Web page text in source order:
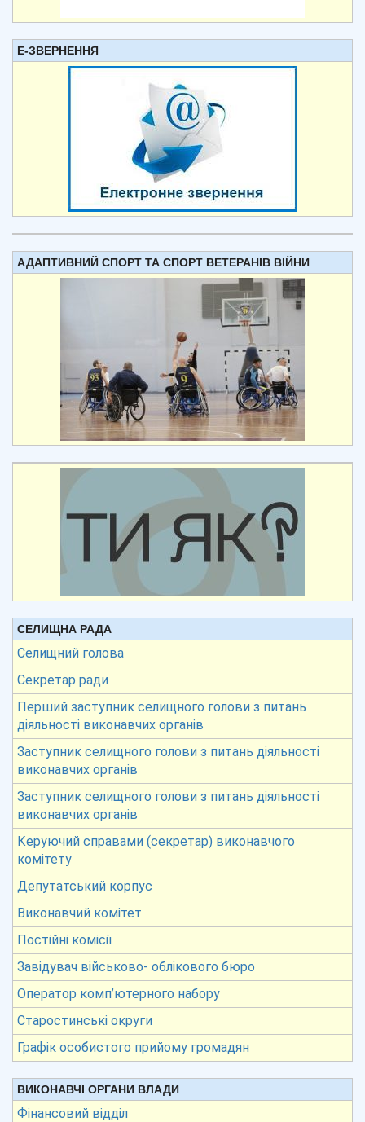
Е-ЗВЕРНЕННЯ
АДАПТИВНИЙ СПОРТ ТА СПОРТ ВЕТЕРАНІВ ВІЙНИ
СЕЛИЩНА РАДА
Селищний голова
Секретар ради
Перший заступник селищного голови з питань
діяльності виконавчих органів
Заступник селищного голови з питань діяльності
виконавчих органів
Заступник селищного голови з питань діяльності
виконавчих органів
Керуючий справами (секретар) виконавчого
комітету
Депутатський корпус
Виконавчий комітет
Постійні комісії
Завідувач військово- облікового бюро
Оператор комп’ютерного набору
Старостинські округи
Графік особистого прийому громадян
ВИКОНАВЧІ ОРГАНИ ВЛАДИ
Фінансовий відділ